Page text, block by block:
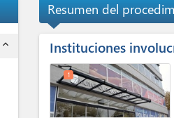
expand_less
Resumen del
Instituciones
1